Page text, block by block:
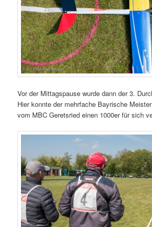
Vor der Mittagspause wurde dann der 3.
Hier konnte der mehrfache Bayrische
vom MBC Geretsried einen 1000er für sich